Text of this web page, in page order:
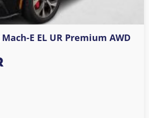
E EL UR Premium AWD